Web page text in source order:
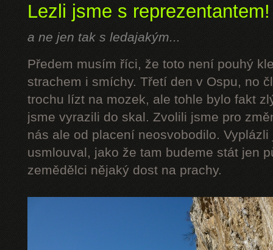
Lezli jsme s reprezentantem!
a ne jen tak s ledajakým...
Předem musím říci, že toto není pouhý
strachem i smíchy. Třetí den v Ospu, no
trochu lízt na mozek, ale tohle bylo fakt
jsme vyrazili do skal. Zvolili jsme pro
nás ale od placení neosvobodilo.
usmlouval, jako že tam budeme stát jen
zemědělci nějaký dost na prachy.